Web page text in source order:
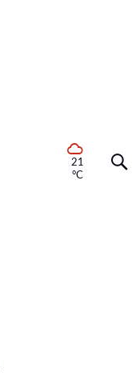
21
°C